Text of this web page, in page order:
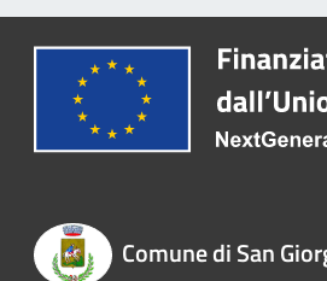
Comune di San